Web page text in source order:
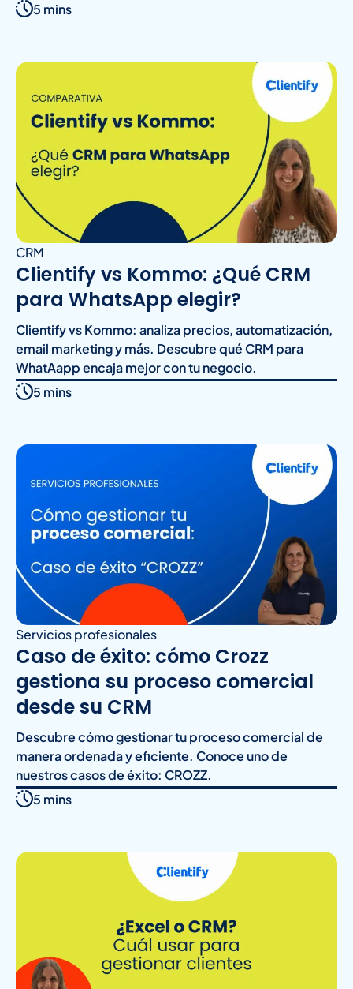
5 mins
CRM
Clientify vs Kommo: ¿Qué CRM
para WhatsApp elegir?
Clientify vs Kommo: analiza precios, automatización,
email marketing y más. Descubre qué CRM para
WhatAapp encaja mejor con tu negocio.
5 mins
Servicios profesionales
Caso de éxito: cómo Crozz
gestiona su proceso comercial
desde su CRM
Descubre cómo gestionar tu proceso comercial de
manera ordenada y eficiente. Conoce uno de
nuestros casos de éxito: CROZZ.
5 mins